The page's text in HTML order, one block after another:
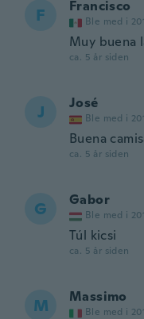
F Francisco
Ble med i
Muy buena
ca. 5 år siden
J José
Ble med i
Buena
ca. 5 år siden
G Gabor
Ble med i
Túl kicsi
ca. 5 år siden
M Massimo
Ble med i